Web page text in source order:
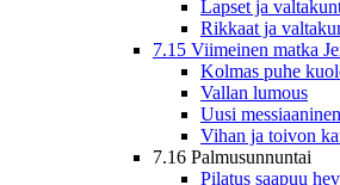
Lapset ja
Rikkaat ja
7.15 Viimeinen matka
Kolmas puhe
Vallan lumous
Uusi
Vihan ja toivon
7.16 Palmusunnuntai
Pilatus saapuu